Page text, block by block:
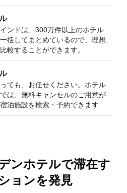
ンドは、300万件以上のホテル
括してまとめているので、理想
較することができます。
ても、お任せください。ホテル
は、無料キャンセルのご用意が
泊施設を検索・予約できます
ンホテルで滞在す
ョンを発見